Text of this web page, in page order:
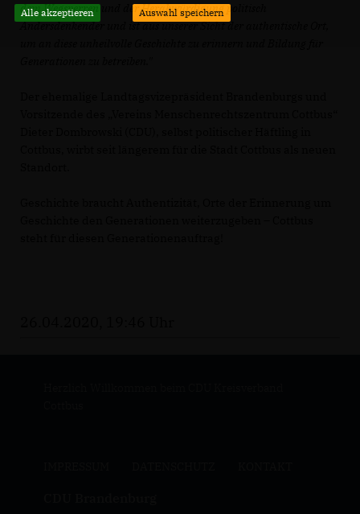
dem Wegsperren und der Herabwürdigung politisch
Andersdenkender und ist aus unserer Sicht der authentische Ort,
Alle akzeptieren Auswahl speichern